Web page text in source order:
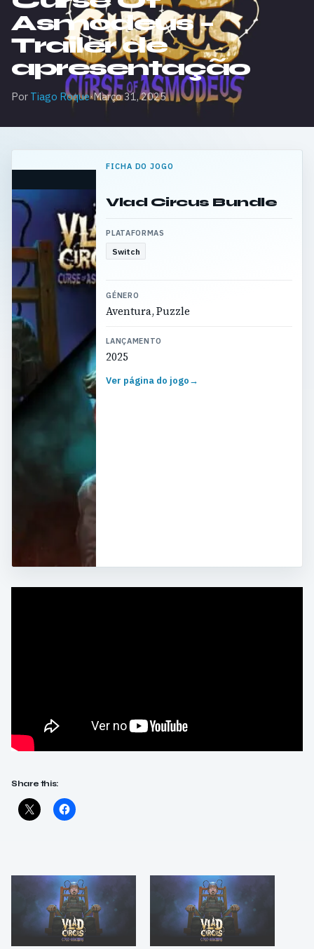
Asmodeus –
Trailer de
apresentação
Por Tiago Roque·Março 31, 2025
FICHA DO JOGO
Vlad Circus Bundle
PLATAFORMAS
Switch
GÉNERO
Aventura, Puzzle
LANÇAMENTO
2025
Ver página do jogo→
Share this: